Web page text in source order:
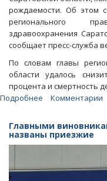
рождаемости. Об этом
регионального
здравоохранения
сообщает пресс-служба
По словам главы
области удалось
процента и смертность
Подробнее
минздрава
заявил
снижении
Комментарии
Главными
названы приезжие